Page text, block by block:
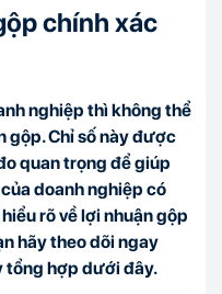
chính xác
nghiệp thì không thể
gộp. Chỉ số này được
quan trọng để giúp
doanh nghiệp có
rõ về lợi nhuận gộp
hãy theo dõi ngay
tổng hợp dưới đây.